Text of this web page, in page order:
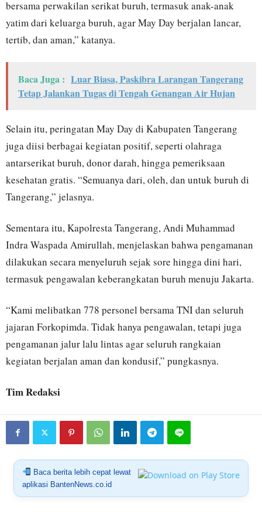
bersama perwakilan serikat buruh, termasuk anak-anak
yatim dari keluarga buruh, agar May Day berjalan lancar,
tertib, dan aman,” katanya.
Baca Juga : Luar Biasa, Paskibra Larangan Tangerang
Tetap Jalankan Tugas di Tengah Genangan Air Hujan
Selain itu, peringatan May Day di Kabupaten Tangerang
juga diisi berbagai kegiatan positif, seperti olahraga
antarserikat buruh, donor darah, hingga pemeriksaan
kesehatan gratis. “Semuanya dari, oleh, dan untuk buruh di
Tangerang,” jelasnya.
Sementara itu, Kapolresta Tangerang, Andi Muhammad
Indra Waspada Amirullah, menjelaskan bahwa pengamanan
dilakukan secara menyeluruh sejak sore hingga dini hari,
termasuk pengawalan keberangkatan buruh menuju Jakarta.
“Kami melibatkan 778 personel bersama TNI dan seluruh
jajaran Forkopimda. Tidak hanya pengawalan, tetapi juga
pengamanan jalur lalu lintas agar seluruh rangkaian
kegiatan berjalan aman dan kondusif,” pungkasnya.
Tim Redaksi
Baca berita lebih cepat lewat
aplikasi BantenNews.co.id